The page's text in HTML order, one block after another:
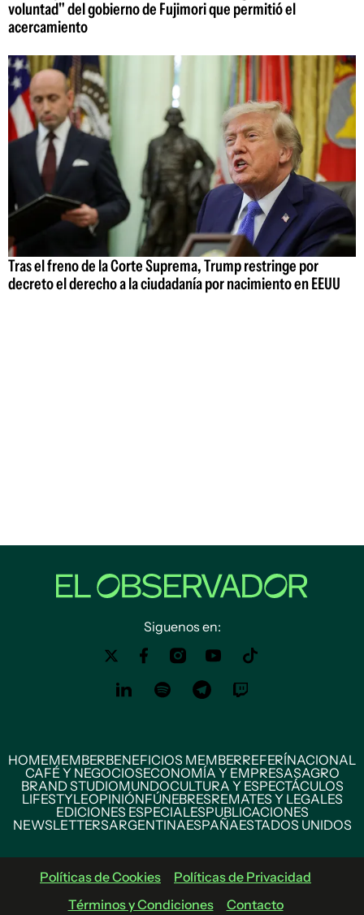
voluntad" del gobierno de Fujimori que permitió el
acercamiento
Tras el freno de la Corte Suprema, Trump restringe por
decreto el derecho a la ciudadanía por nacimiento en EEUU
Siguenos en:
HOMEMEMBERBENEFICIOS MEMBERREFERÍNACIONAL
CAFÉ Y NEGOCIOSECONOMÍA Y EMPRESASAGRO
BRAND STUDIOMUNDOCULTURA Y ESPECTÁCULOS
LIFESTYLEOPINIÓNFÚNEBRESREMATES Y LEGALES
EDICIONES ESPECIALESPUBLICACIONES
NEWSLETTERSARGENTINAESPAÑAESTADOS UNIDOS
Políticas de Cookies
Políticas de Privacidad
Términos y Condiciones
Contacto